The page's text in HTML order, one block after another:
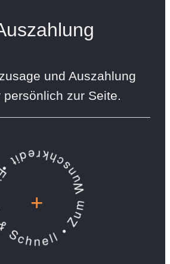
und Auszahlung
zur Seite.
• Zum Wunschkredit •
+